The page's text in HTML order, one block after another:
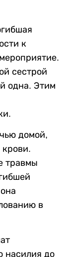
к
сестрой
одна. Этим
домой,
травмы
в
насилия до